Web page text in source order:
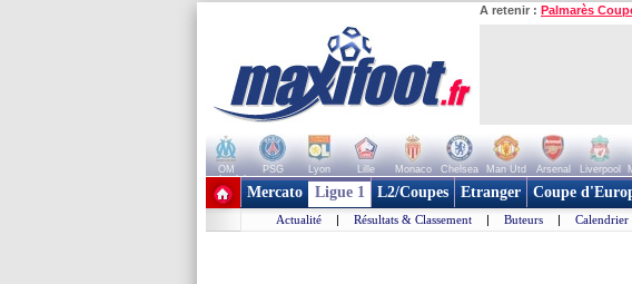
A retenir : Palmarès
OM PSG Lyon Lille Monaco Chelsea Man Utd Arsenal Liverpool
+ de clubs
Mercato Ligue 1 L2/Coupes Etranger Coupe
Actualité | Résultats & Classement | Buteurs | Calendrier